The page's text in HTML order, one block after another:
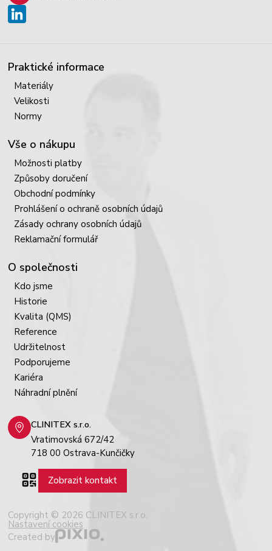
Praktické informace
Materiály
Velikosti
Normy
Vše o nákupu
Možnosti platby
Způsoby doručení
Obchodní podmínky
Prohlášení o ochraně osobních údajů
Zásady ochrany osobních údajů
Reklamační formulář
O společnosti
Kdo jsme
Historie
Kvalita (QMS)
Reference
Udržitelnost
Podporujeme
Kariéra
Náhradní plnění
CLINITEX s.r.o.
Vratimovská 672/42
718 00 Ostrava-Kunčičky
Zobrazit kontakt
Copyright © 2026 CLINITEX s.r.o.
Nastavení cookies
Created by